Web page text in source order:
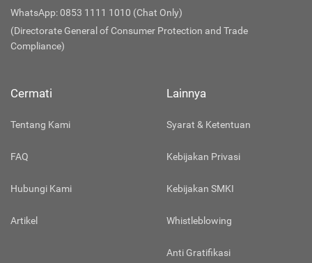
WhatsApp: 0853 1111 1010 (Chat Only)
(Directorate General of Consumer Protection and Trade
Compliance)
Cermati
Tentang Kami
FAQ
Hubungi Kami
Artikel
Lainnya
Syarat & Ketentuan
Kebijakan Privasi
Kebijakan SMKI
Whistleblowing
Anti Gratifikasi